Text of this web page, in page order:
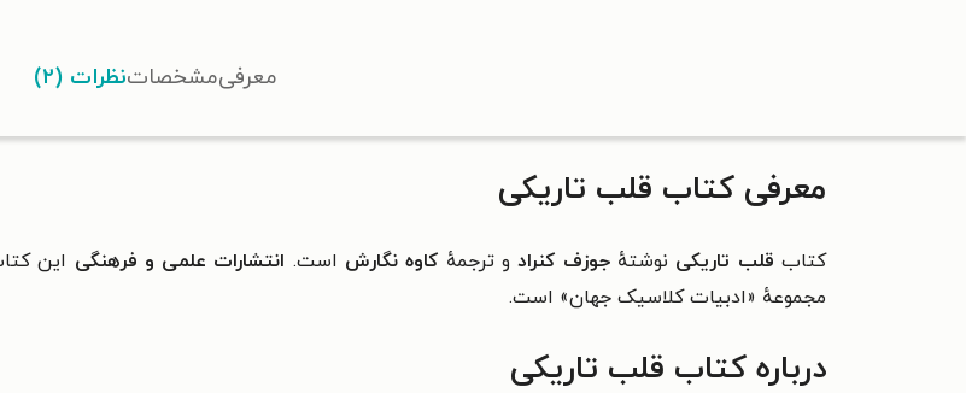
معرفیمشخصاتنظرات (۲)
معرفی کتاب قلب تاریکی
کتابقلب تاریکی نوشتهٔ جوزف کنراد و ترجمهٔ کاوه نگارش است. انتشارات علمی و فرهنگی این
مجموعهٔ «ادبیات کلاسیک جهان» است.
درباره کتاب قلب تاریکی